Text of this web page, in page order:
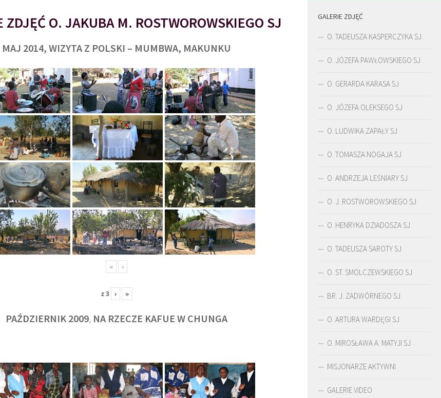
ZDJĘĆ O. JAKUBA M. ROSTWOROWSKIEGO SJ
MAJ 2014, WIZYTA Z POLSKI – MUMBWA, MAKUNKU
« ‹
z3 › »
PAŹDZIERNIK 2009, NA RZECZE KAFUE W CHUNGA
KULT ŚLADAMI BEYZYMA DUCHOWOŚĆ
GALERIE ZDJĘĆ
O. TADEUSZA KASPERCZYKA SJ
O. JÓZEFA PAWŁOWSKIEGO SJ
O. GERARDA KARASA SJ
O. JÓZEFA OLEKSEGO SJ
O. LUDWIKA ZAPAŁY SJ
O. TOMASZA NOGAJA SJ
O. ANDRZEJA LEŚNIARY SJ
O. J. ROSTWOROWSKIEGO SJ
O. HENRYKA DZIADOSZA SJ
O. TADEUSZA SAROTY SJ
O. ST. SMOLCZEWSKIEGO SJ
BR. J. ZADWÓRNEGO SJ
O. ARTURA WARDĘGI SJ
O. MIROSŁAWA A. MATYJI SJ
MISJONARZE AKTYWNI
GALERIE VIDEO